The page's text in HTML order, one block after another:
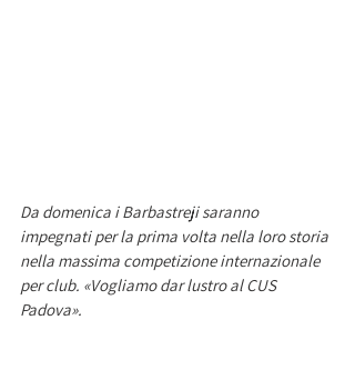
Da domenica i Barbastreji saranno
impegnati per la prima volta nella loro storia
nella massima competizione internazionale
per club. «Vogliamo dar lustro al CUS
Padova».